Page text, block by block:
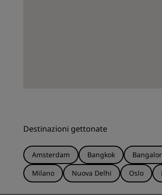
Destinazioni gettonate
Amsterdam Bangkok
Milano
Nuova Delhi Oslo